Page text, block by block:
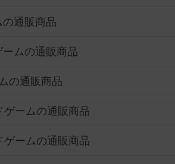
の通販商品
ムの通販商品
の通販商品
ゲームの通販商品
ゲームの通販商品